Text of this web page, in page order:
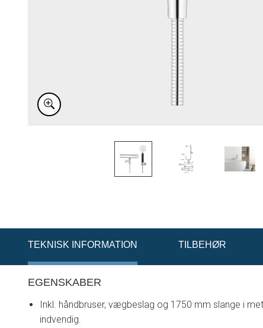
TEKNISK INFORMATION TILBEHØR
EGENSKABER
Inkl. håndbruser, vægbeslag og 1750 mm slange i
indvendig.